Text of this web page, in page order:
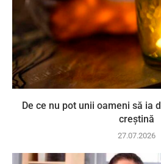
De ce nu pot unii oameni să ia
creștină
27.07.2026